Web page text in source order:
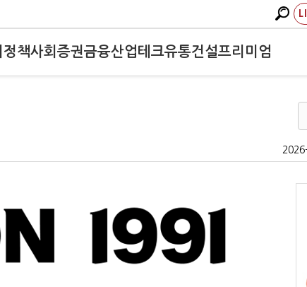
정책사회 증권금융산업테크유통건설프리미엄